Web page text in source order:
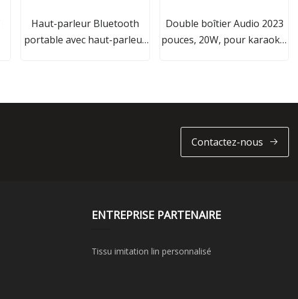
Haut-parleur Bluetooth
portable avec haut-parleur
Double boîtier Audio 2023
pouces, 20W, pour karaoké,
arrivage 8.5
Contactez-nous
ENTREPRISE PARTENAIRE
Tissu imitation lin personnalisé